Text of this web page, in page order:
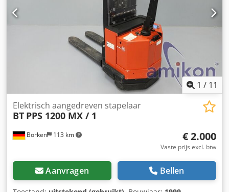
1 / 11
Borken 113 km
Elektrisch aangedreven stapelaar
BT PPS 1200 MX / 1
€ 2.000
Vaste prijs excl. btw
Aanvragen Bellen